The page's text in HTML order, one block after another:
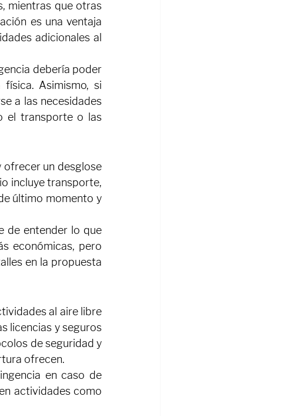
mientras que otras
es una ventaja
adicionales al
debería poder
Asimismo, si
a las necesidades
el transporte o las
ofrecer un desglose
incluye transporte,
último momento y
de entender lo que
económicas, pero
en la propuesta
al aire libre
licencias y seguros
de seguridad y
ofrecen.
en caso de
actividades como